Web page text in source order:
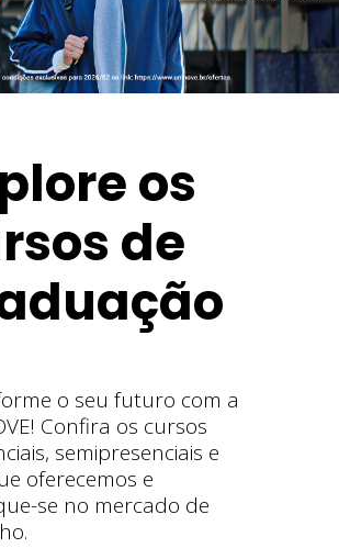
os
de
o seu futuro com a
Confira os cursos
semipresenciais e
oferecemos e
se no mercado de